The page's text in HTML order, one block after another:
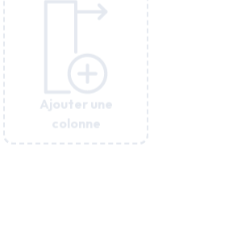
Ajouter une
colonne
Ajouter une
colonne
Ajouter une
colonne
Ajouter une
colonne
Ajouter une
colonne